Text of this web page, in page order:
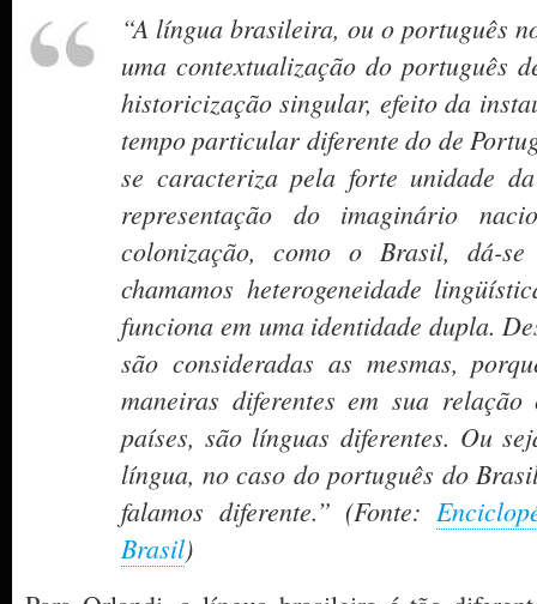
“A língua brasileira, ou o português
uma contextualização do português
historicização singular, efeito da
tempo particular diferente do de
se caracteriza pela forte unidade
representação do imaginário
colonização, como o Brasil, dá-
chamamos heterogeneidade
funciona em uma identidade dupla.
são consideradas as mesmas,
maneiras diferentes em sua
países, são línguas diferentes. Ou
língua, no caso do português do
falamos diferente.” (Fonte:
Brasil)